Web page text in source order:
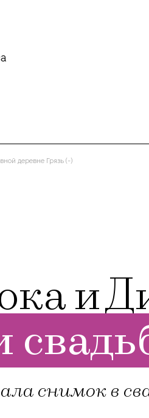
деревне Грязь (-)
и
снимок в